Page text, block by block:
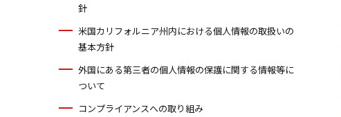
針
米国カリフォルニア州内における個人情報の取扱いの
基本方針
外国にある第三者の個人情報の保護に関する情報等に
ついて
コンプライアンスへの取り組み